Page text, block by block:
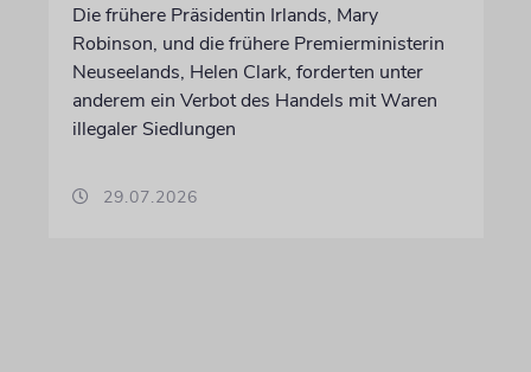
Die frühere Präsidentin Irlands, Mary
Robinson, und die frühere Premierministerin
Neuseelands, Helen Clark, forderten unter
anderem ein Verbot des Handels mit Waren
illegaler Siedlungen
29.07.2026